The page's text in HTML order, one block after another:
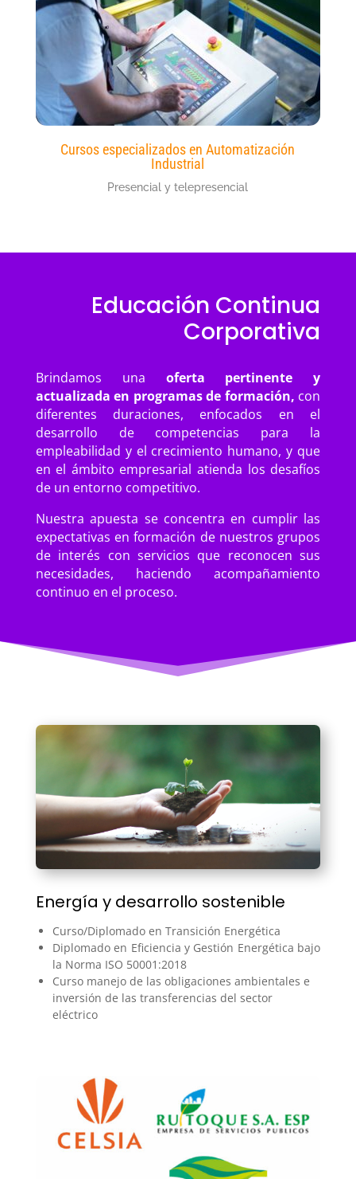
Cursos especializados en Automatización
Industrial
Presencial y telepresencial
Educación Continua
Corporativa
Brindamos una oferta pertinente y
actualizada en programas de formación, con
diferentes duraciones, enfocados en el
desarrollo de competencias para la
empleabilidad y el crecimiento humano, y que
en el ámbito empresarial atienda los desafíos
de un entorno competitivo.
Nuestra apuesta se concentra en cumplir las
expectativas en formación de nuestros grupos
de interés con servicios que reconocen sus
necesidades, haciendo acompañamiento
continuo en el proceso.
Energía y desarrollo sostenible
Curso/Diplomado en Transición Energética
Diplomado en Eficiencia y Gestión Energética bajo
la Norma ISO 50001:2018
Curso manejo de las obligaciones ambientales e
inversión de las transferencias del sector
eléctrico